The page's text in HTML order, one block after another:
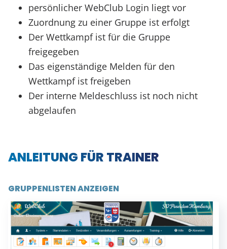
persönlicher WebClub Login liegt vor
Zuordnung zu einer Gruppe ist erfolgt
Der Wettkampf ist für die Gruppe
freigegeben
Das eigenständige Melden für den
Wettkampf ist freigeben
Der interne Meldeschluss ist noch nicht
abgelaufen
ANLEITUNG FÜR TRAINER
GRUPPENLISTEN ANZEIGEN